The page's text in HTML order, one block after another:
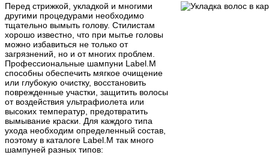
Перед стрижкой, укладкой и многими
другими процедурами необходимо
тщательно вымыть голову. Стилистам
хорошо известно, что при мытье головы
можно избавиться не только от
загрязнений, но и от многих проблем.
Профессиональные шампуни Label.M
способны обеспечить мягкое очищение
или глубокую очистку, восстановить
поврежденные участки, защитить волосы
от воздействия ультрафиолета или
высоких температур, предотвратить
вымывание краски. Для каждого типа
ухода необходим определенный состав,
поэтому в каталоге Label.M так много
шампуней разных типов: